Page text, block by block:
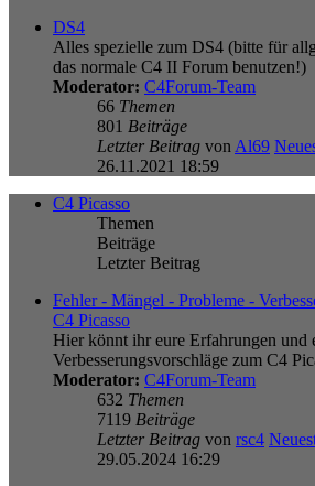
DS4
Alles spezielle zum DS4 (bitte für
das normale C4 II Forum benutzen!)
Moderator: C4Forum-Team
66 Themen
801 Beiträge
Letzter Beitrag von Al69
26.11.2021 18:59
C4 Picasso
Themen
Beiträge
Letzter Beitrag
Fehler - Mängel - Probleme -
C4 Picasso
Hier könnt ihr eure Erfahrungen und
Verbesserungsvorschläge zum C4
Moderator: C4Forum-Team
632 Themen
7119 Beiträge
Letzter Beitrag von rsc4
29.05.2024 16:29